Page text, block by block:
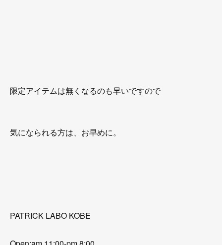
限定アイテムは無くなるのも早いですので
気になられる方は、お早めに。
PATRICK LABO KOBE